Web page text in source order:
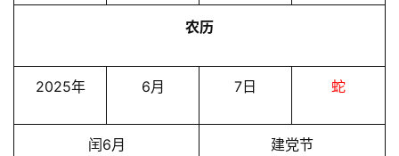
择
2
农历
2025年 6月 7日 蛇
闰6月 建党节